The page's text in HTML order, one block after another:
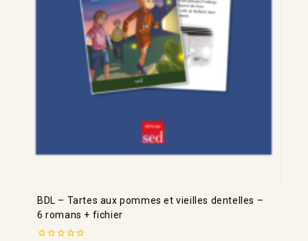
BDL – Tartes aux pommes et vieilles dentelles –
6 romans + fichier